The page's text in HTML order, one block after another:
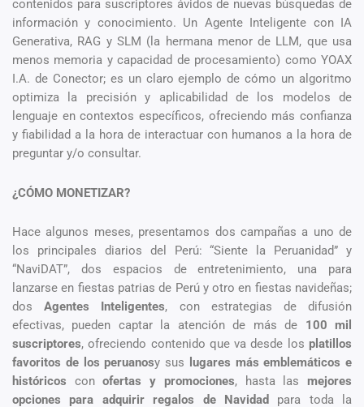
contenidos para suscriptores ávidos de nuevas búsquedas de
información y conocimiento. Un Agente Inteligente con IA
Generativa, RAG y SLM (la hermana menor de LLM, que usa
menos memoria y capacidad de procesamiento) como YOAX
I.A. de Conector; es un claro ejemplo de cómo un algoritmo
optimiza la precisión y aplicabilidad de los modelos de
lenguaje en contextos específicos, ofreciendo más confianza
y fiabilidad a la hora de interactuar con humanos a la hora de
preguntar y/o consultar.
¿CÓMO MONETIZAR?
Hace algunos meses, presentamos dos campañas a uno de
los principales diarios del Perú: “Siente la Peruanidad” y
“NaviDAT”, dos espacios de entretenimiento, una para
lanzarse en fiestas patrias de Perú y otro en fiestas navideñas;
dosAgentes Inteligentes, con estrategias de difusión
efectivas, pueden captar la atención de más de 100 mil
suscriptores, ofreciendo contenido que va desde los platillos
favoritos de los peruanosy sus lugares más emblemáticos e
históricos conofertas y promociones, hasta las mejores
opciones para adquirir regalos de Navidad para toda la